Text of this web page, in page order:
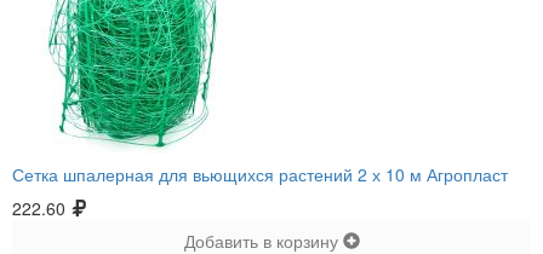
Сетка шпалерная для вьющихся растений 2 х 10 м Агропласт
222.60
Добавить в корзину